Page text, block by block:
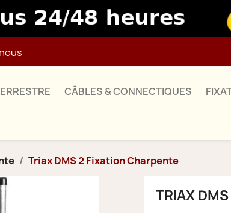
CÂBLES & CONNECTIQUES
Triax DMS 2 Fixation Charpente
TRIAX